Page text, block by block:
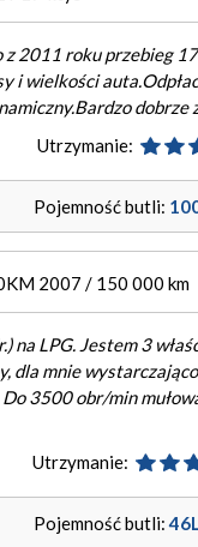
z 2011 roku przebieg
i wielkości
dobrze
Utrzymanie:
Pojemność butli:
2007 / 150 000 km
na LPG. Jestem 3
dla mnie
3500 obr/min
Utrzymanie:
Pojemność butli: